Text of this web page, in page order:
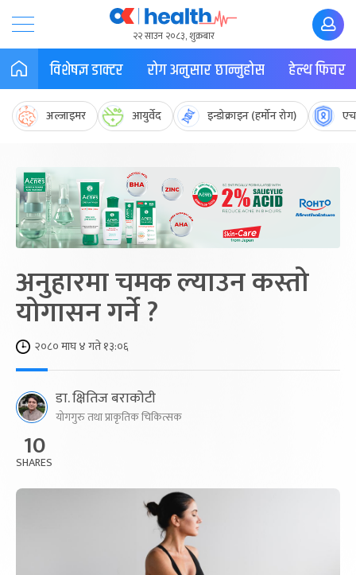
२२ साउन २०८३, शुक्रबार
विशेषज्ञ डाक्टर रोग अनुसार छान्नुहोस हेल्थ फिचर
अल्जाइमर आयुर्वेद इन्डोक्राइन (हर्मोन रोग)
अनुहारमा चमक ल्याउन कस्तो
योगासन गर्ने ?
२०८० माघ ४ गते १३:०६
डा. क्षितिज बराकोटी
योगगुरु तथा प्राकृतिक चिकित्सक
10
SHARES